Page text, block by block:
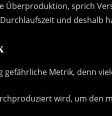
Überproduktion, sprich
Durchlaufszeit und deshalb
gefährliche Metrik, denn
wird, um den